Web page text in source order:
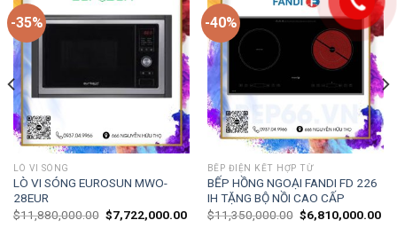
-35%
LÒ VI SÓNG
LÒ VI SÓNG EUROSUN MWO-
28EUR
$11,880,000.00 $7,722,000.00
-40%
BẾP ĐIỆN KẾT HỢP TỪ
BẾP HỒNG NGOẠI FANDI FD 226
IH TẶNG BỘ NỒI CAO CẤP
$11,350,000.00 $6,810,000.00